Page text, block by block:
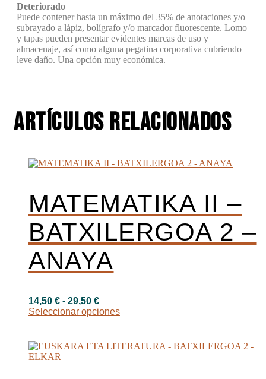
Deteriorado
Puede contener hasta un máximo del 35% de anotaciones y/o
subrayado a lápiz, bolígrafo y/o marcador fluorescente. Lomo
y tapas pueden presentar evidentes marcas de uso y
almacenaje, así como alguna pegatina corporativa cubriendo
leve daño. Una opción muy económica.
Artículos relacionados
MATEMATIKA II –
BATXILERGOA 2 –
ANAYA
14,50 € - 29,50 €Rango
de
14,50 €
hasta
Seleccionar opcionesEste
múltiples
variantes.